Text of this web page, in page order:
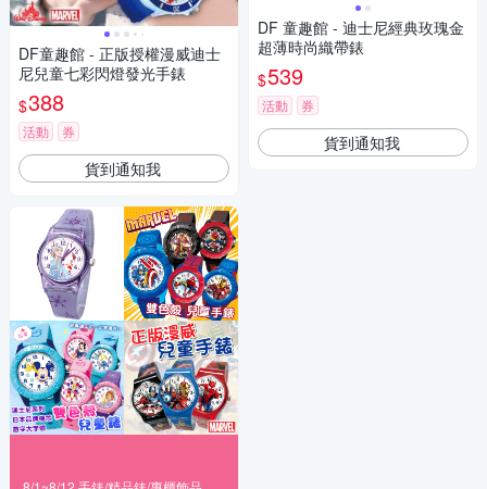
DF童趣館 - 正版授權漫威迪士
尼兒童七彩閃燈發光手錶
$388
活動 券
貨到通知我
DF 童趣館 - 迪士尼經典玫瑰金
超薄時尚織帶錶
$539
活動 券
貨到通知我